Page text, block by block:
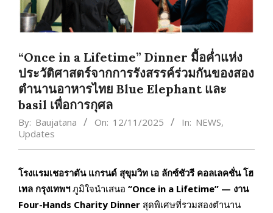
“Once in a Lifetime” Dinner มื้อค่ำแห่ง
ประวัติศาสตร์จากการรังสรรค์ร่วมกันของสอง
ตำนานอาหารไทย Blue Elephant และ
basil เพื่อการกุศล
By: Baujatana On: 12/11/2025 In: NEWS,
Updates
โรงแรมเชอราตัน แกรนด์ สุขุมวิท เอ ลักซ์ชัวรี คอลเลคชั่น โฮ
เทล กรุงเทพฯภูมิใจนำเสนอ “Once in a Lifetime” — งาน
Four-Hands Charity Dinner สุดพิเศษที่รวมสองตำนาน